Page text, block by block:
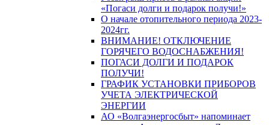
«Погаси долги и подарок получи!»
О начале отопительного периода 2023-
2024гг.
ВНИМАНИЕ! ОТКЛЮЧЕНИЕ
ГОРЯЧЕГО ВОДОСНАБЖЕНИЯ!
ПОГАСИ ДОЛГИ И ПОДАРОК
ПОЛУЧИ!
ГРАФИК УСТАНОВКИ ПРИБОРОВ
УЧЕТА ЭЛЕКТРИЧЕСКОЙ
ЭНЕРГИИ
АО «Волгаэнергосбыт» напоминает